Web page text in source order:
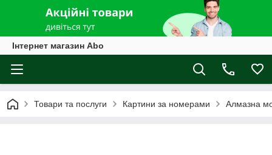
Інтернет магазин Abo
Товари та послуги Картини за номерами Алмазна